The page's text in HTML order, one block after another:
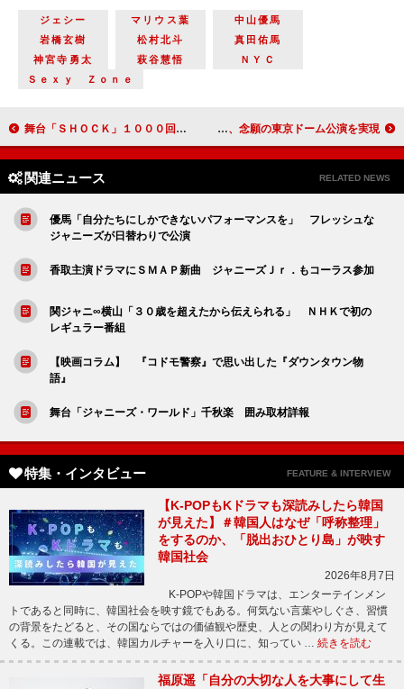
ジェシー マリウス葉
中山優馬
岩橋玄樹
松村北斗
真田佑馬
神宮寺勇太
萩谷慧悟
ＮＹＣ
Ｓｅｘｙ Ｚｏｎｅ
舞台「ＳＨＯＣＫ」１０００回達成記念会見（３月２１日）詳報 野獣アイドル2PM、念願の東京ドーム公演を実現
関連ニュース RELATED NEWS
優馬「自分たちにしかできないパフォーマンスを」 フレッシュな
ジャニーズが日替わりで公演
香取主演ドラマにＳＭＡＰ新曲 ジャニーズＪｒ．もコーラス参加
関ジャニ∞横山「３０歳を超えたから伝えられる」 ＮＨＫで初の
レギュラー番組
【映画コラム】 『コドモ警察』で思い出した『ダウンタウン物
語』
舞台「ジャニーズ・ワールド」千秋楽 囲み取材詳報
特集・インタビュー FEATURE & INTERVIEW
【K-POPもKドラマも深読みしたら韓国
が見えた】＃韓国人はなぜ「呼称整理」
をするのか、「脱出おひとり島」が映す
韓国社会
2026年8月7日
K-POPや韓国ドラマは、エンターテインメン
トであると同時に、韓国社会を映す鏡でもある。何気ない言葉やしぐさ、習慣
の背景をたどると、その国ならではの価値観や歴史、人との関わり方が見えて
くる。この連載では、韓国カルチャーを入り口に、知ってい … 続きを読む
福原遥「自分の大切な人を大事にして生